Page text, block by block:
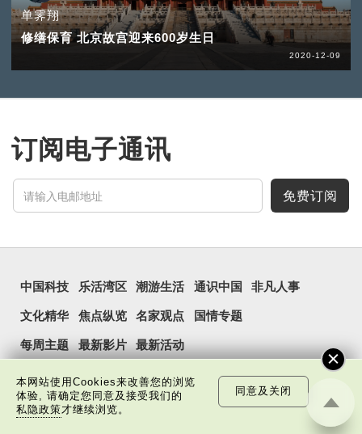
单霁翔
修缮保育 北京故宫迎来600岁生日
2020-12-09
订阅电子通讯
免费订阅
中国科技 乐活湾区 潮游生活 通识中国 非凡人事
文化精华 焦点纵览 名家观点 国情专题
每周主题 最新影片 最新活动
本网站使用Cookies来改善您的浏览
体验, 请确定您同意及接受我们的
私隐政策才继续浏览。
同意及关闭